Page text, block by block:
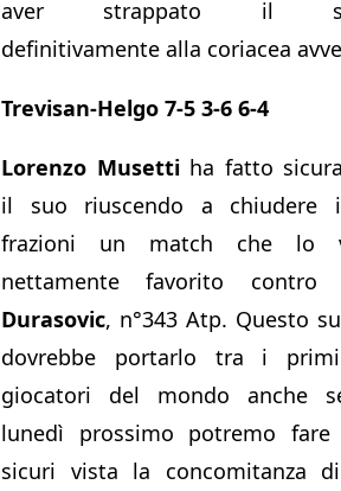
aver strappato il
definitivamente alla coriacea
Trevisan-Helgo 7-5 3-6 6-4
Lorenzo Musettiha fatto
il suo riuscendo a chiudere
frazioni un match che lo
nettamente favorito contro
Durasovic, n°343 Atp. Questo
dovrebbe portarlo tra i
giocatori del mondo anche
lunedì prossimo potremo fare
sicuri vista la concomitanza